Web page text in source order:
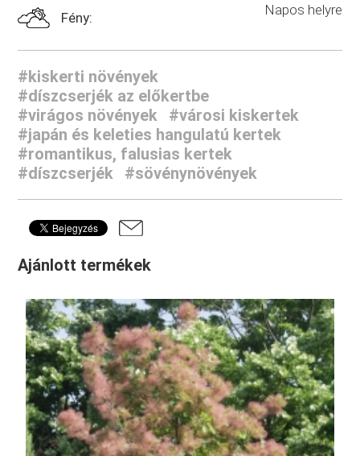
Fény: Napos helyre
#kiskerti növények
#díszcserjék az előkertbe
#virágos növények
#városi kiskertek
#japán és keleties hangulatú kertek
#romantikus, falusias kertek
#díszcserjék
#sövénynövények
Ajánlott termékek